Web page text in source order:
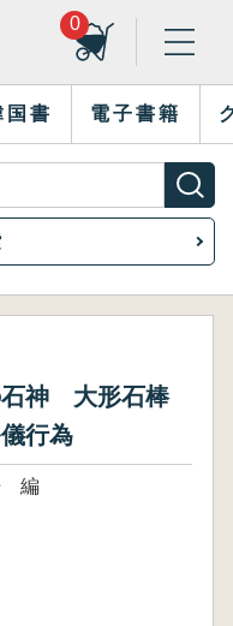
0
国書 電子書籍
石神 大形石棒
行為
編